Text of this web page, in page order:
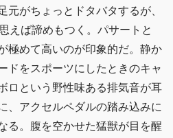
元がちょっとドタバタするが、
えば諦めもつく。パサートと
極めて高いのが印象的だ。静か
ドをスポーツにしたときのキャ
ロという野性味ある排気音が耳
、アクセルペダルの踏み込みに
る。腹を空かせた猛獣が目を醒